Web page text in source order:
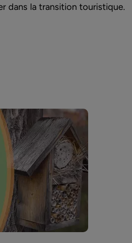
dans la transition touristique.